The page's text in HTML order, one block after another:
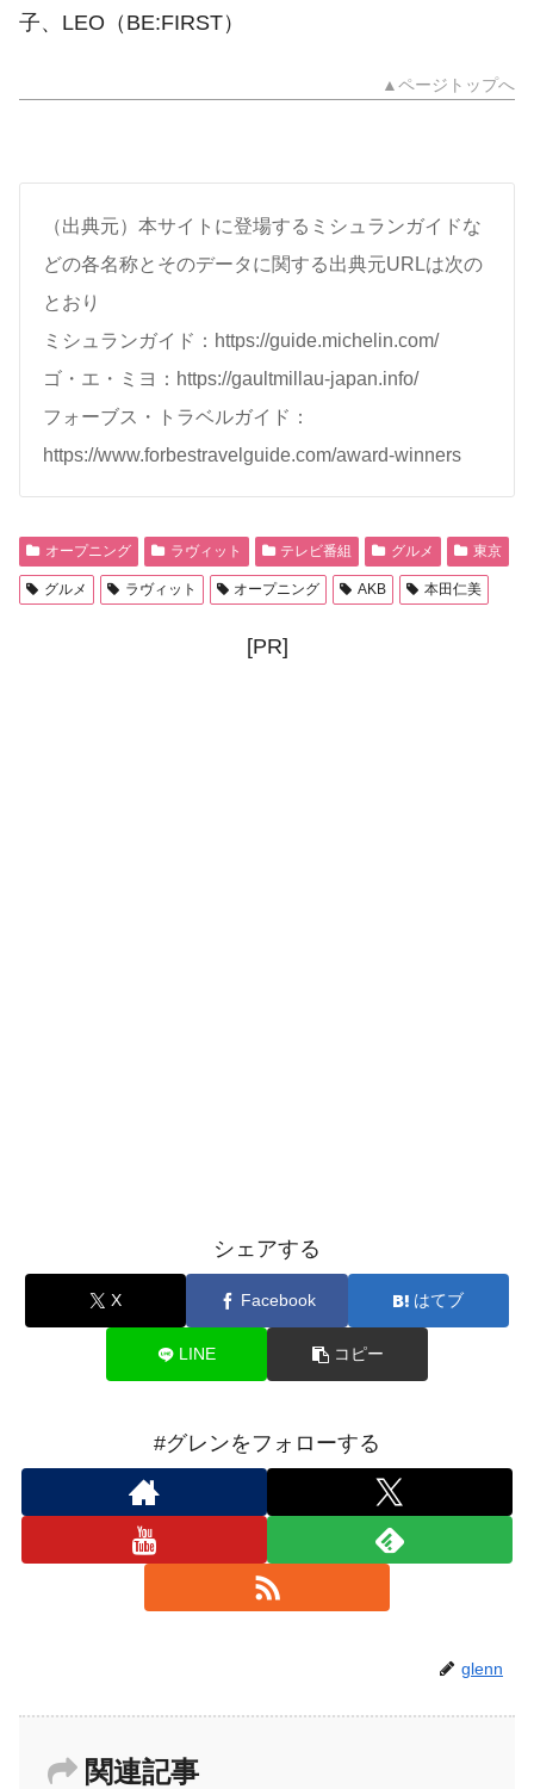
子、LEO（BE:FIRST）
▲ページトップへ
（出典元）本サイトに登場するミシュランガイドな
どの各名称とそのデータに関する出典元URLは次の
とおり
ミシュランガイド：https://guide.michelin.com/
ゴ・エ・ミヨ：https://gaultmillau-japan.info/
フォーブス・トラベルガイド：
https://www.forbestravelguide.com/award-winners
オープニング ラヴィット テレビ番組 グルメ 東京
グルメ ラヴィット オープニング AKB 本田仁美
[PR]
シェアする
X Facebook はてブ
LINE コピー
#グレンをフォローする
glenn
関連記事